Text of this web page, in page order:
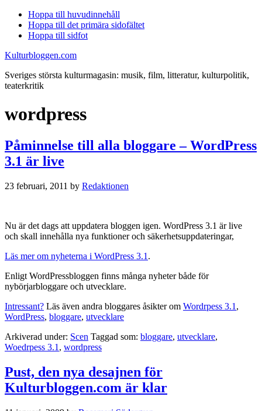
Hoppa till huvudinnehåll
Hoppa till det primära sidofältet
Hoppa till sidfot
Kulturbloggen.com
Sveriges största kulturmagasin: musik, film, litteratur, kulturpolitik,
teaterkritik
wordpress
Påminnelse till alla bloggare – WordPress
3.1 är live
23 februari, 2011 by Redaktionen
Nu är det dags att uppdatera bloggen igen. WordPress 3.1 är live
och skall innehålla nya funktioner och säkerhetsuppdateringar,
Läs mer om nyheterna i WordPress 3.1 .
Enligt WordPressbloggen finns många nyheter både för
nybörjarbloggare och utvecklare.
Intressant? Läs även andra bloggares åsikter om Wordrpess 3.1 ,
WordPress, bloggare, utvecklare
Arkiverad under: Scen Taggad som: bloggare, utvecklare,
Woedrpess 3.1 , wordpress
Pust, den nya desajnen för
Kulturbloggen.com är klar